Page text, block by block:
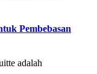
Pembebasan
adalah